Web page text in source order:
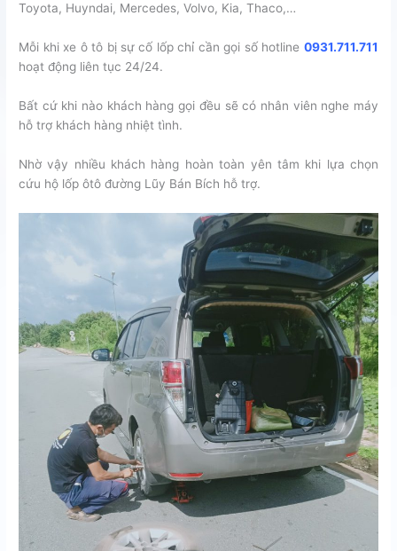
Toyota, Huyndai, Mercedes, Volvo, Kia, Thaco,…
Mỗi khi xe ô tô bị sự cố lốp chỉ cần gọi số hotline 0931.711.711
hoạt động liên tục 24/24.
Bất cứ khi nào khách hàng gọi đều sẽ có nhân viên nghe máy
hỗ trợ khách hàng nhiệt tình.
Nhờ vậy nhiều khách hàng hoàn toàn yên tâm khi lựa chọn
cứu hộ lốp ôtô đường Lũy Bán Bích hỗ trợ.